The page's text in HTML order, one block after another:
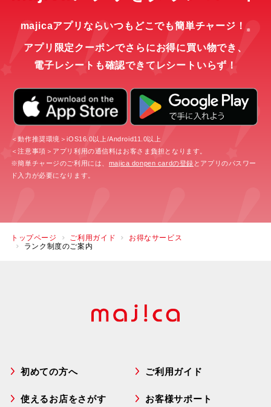
majicaアプリならいつもどこでも簡単チャージ！ ※
アプリ限定クーポンでさらにお得に買い物でき、
電子レシートも確認できてレシートいらず！
＜動作推奨環境＞iOS16.0以上/Android11.0以上
＜注意事項＞アプリ利用の通信料はお客さま負担となります。
※簡単チャージのご利用には、 majica donpen cardの登録 とアプリのパスワー
ド入力が必要になります。
トップページ ご利用ガイド
お得なサービス
ランク制度のご案内
初めての方へ ご利用ガイド
使えるお店をさがす お客様サポート